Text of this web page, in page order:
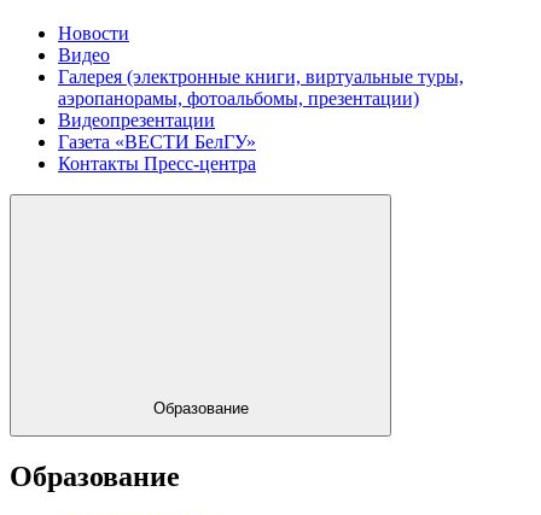
Новости
Видео
Галерея (электронные книги, виртуальные туры,
аэропанорамы, фотоальбомы, презентации)
Видеопрезентации
Газета «ВЕСТИ БелГУ»
Контакты Пресс-центра
Образование
Образование